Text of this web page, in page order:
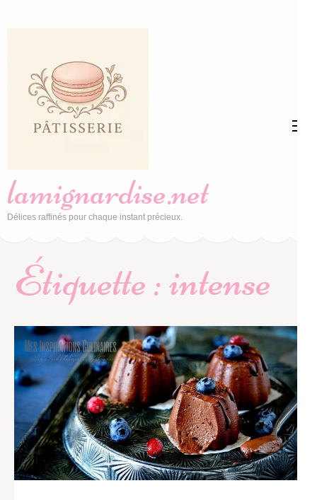
(Pressez
Entrée)
lamignardise.net
Délices raffinés pour chaque instant précieux.
Étiquette :intense